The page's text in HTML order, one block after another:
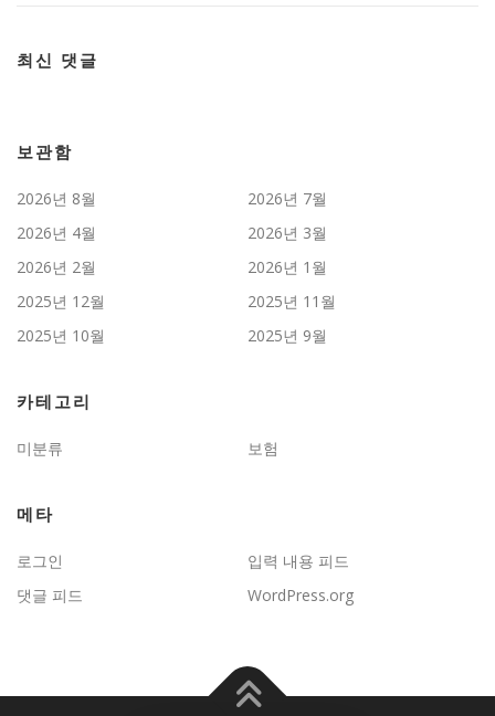
최신 댓글
보관함
2026년 8월
2026년 7월
2026년 4월
2026년 3월
2026년 2월
2026년 1월
2025년 12월
2025년 11월
2025년 10월
2025년 9월
카테고리
미분류 보험
메타
로그인
입력 내용 피드
댓글 피드
WordPress.org